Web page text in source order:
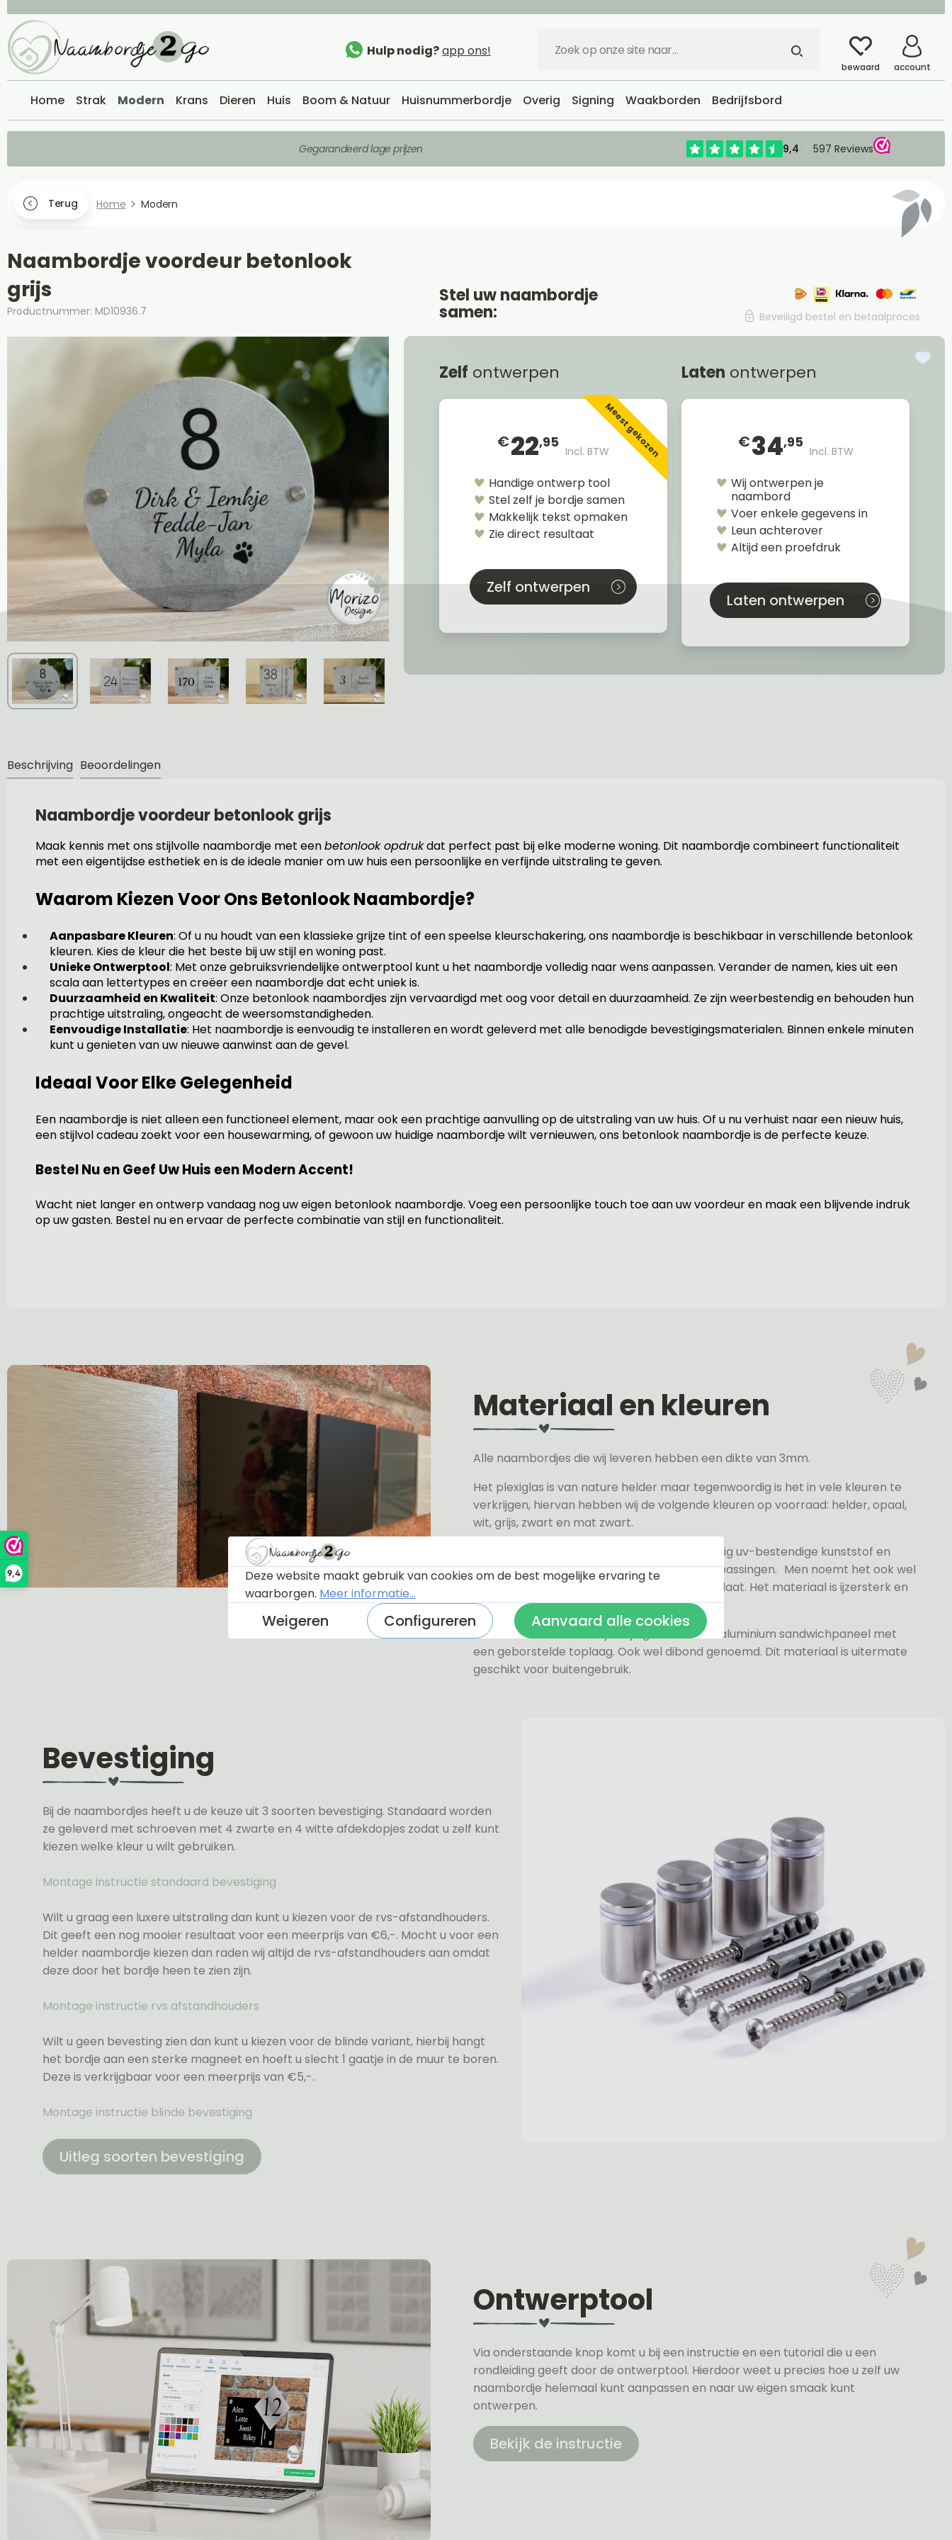
9,4
Hulp nodig?app ons!
bewaard account
Home Strak Modern Krans Dieren Huis Boom & Natuur Huisnummerbordje Overig Signing Waakborden Bedrijfsbord
Gegarandeerd lage prijzen
Terug Home Modern
Naambordje voordeur betonlook
grijs
Productnummer: MD10936.7
Stel uw naambordje
samen: Beveiligd bestel en betaalproces
Zelf ontwerpen
€22,95
Incl. BTWMeest gekozen
Handige ontwerp tool
Stel zelf je bordje samen
Makkelijk tekst opmaken
Zie direct resultaat
Zelf ontwerpen
Laten ontwerpen
€34,95
Incl. BTW
Wij ontwerpen je
naambord
Voer enkele gegevens in
Leun achterover
Altijd een proefdruk
Laten ontwerpen
Beschrijving Beoordelingen
Naambordje voordeur betonlook grijs
Maak kennis met ons stijlvolle naambordje met eenbetonlook opdrukdat perfect past bij elke moderne woning. Dit naambordje combineert functionaliteit
met een eigentijdse esthetiek en is de ideale manier om uw huis een persoonlijke en verfijnde uitstraling te geven.
Waarom Kiezen Voor Ons Betonlook Naambordje?
Aanpasbare Kleuren: Of u nu houdt van een klassieke grijze tint of een speelse kleurschakering, ons naambordje is beschikbaar in verschillende betonlook
kleuren. Kies de kleur die het beste bij uw stijl en woning past.
Unieke Ontwerptool: Met onze gebruiksvriendelijke ontwerptool kunt u het naambordje volledig naar wens aanpassen. Verander de namen, kies uit een
scala aan lettertypes en creëer een naambordje dat echt uniek is.
Duurzaamheid en Kwaliteit: Onze betonlook naambordjes zijn vervaardigd met oog voor detail en duurzaamheid. Ze zijn weerbestendig en behouden hun
prachtige uitstraling, ongeacht de weersomstandigheden.
Eenvoudige Installatie: Het naambordje is eenvoudig te installeren en wordt geleverd met alle benodigde bevestigingsmaterialen. Binnen enkele minuten
kunt u genieten van uw nieuwe aanwinst aan de gevel.
Ideaal Voor Elke Gelegenheid
Een naambordje is niet alleen een functioneel element, maar ook een prachtige aanvulling op de uitstraling van uw huis. Of u nu verhuist naar een nieuw huis,
een stijlvol cadeau zoekt voor een housewarming, of gewoon uw huidige naambordje wilt vernieuwen, ons betonlook naambordje is de perfecte keuze.
Bestel Nu en Geef Uw Huis een Modern Accent!
Wacht niet langer en ontwerp vandaag nog uw eigen betonlook naambordje. Voeg een persoonlijke touch toe aan uw voordeur en maak een blijvende indruk
op uw gasten. Bestel nu en ervaar de perfecte combinatie van stijl en functionaliteit.
Materiaal en kleuren
Alle naambordjes die wij leveren hebben een dikte van 3mm.
Het plexiglas is van nature helder maar tegenwoordig is het in vele kleuren te
verkrijgen, hiervan hebben wij de volgende kleuren op voorraad: helder, opaal,
wit, grijs, zwart en mat zwart.
Het naambordje is een laser gesneden volledig uv-bestendige kunststof en
daarom geschikt voor binnen- en buitentoepassingen. Men noemt het ook wel
een perspex naambordje of acrylaat naamplaat. Het materiaal is ijzersterk en
zeer licht.
De RVS-look naambordjes zijn gemaakt van aluminium sandwichpaneel met
een geborstelde toplaag. Ook wel dibond genoemd. Dit materiaal is uitermate
geschikt voor buitengebruik.
Bevestiging
Bij de naambordjes heeft u de keuze uit 3 soorten bevestiging. Standaard worden
ze geleverd met schroeven met 4 zwarte en 4 witte afdekdopjes zodat u zelf kunt
kiezen welke kleur u wilt gebruiken.
Montage instructie standaard bevestiging
Wilt u graag een luxere uitstraling dan kunt u kiezen voor de rvs-afstandhouders.
Dit geeft een nog mooier resultaat voor een meerprijs van €6,-. Mocht u voor een
helder naambordje kiezen dan raden wij altijd de rvs-afstandhouders aan omdat
deze door het bordje heen te zien zijn.
Montage instructie rvs afstandhouders
Wilt u geen bevesting zien dan kunt u kiezen voor de blinde variant, hierbij hangt
het bordje aan een sterke magneet en hoeft u slecht 1 gaatje in de muur te boren.
Deze is verkrijgbaar voor een meerprijs van €5,-.
Montage instructie blinde bevestiging
Uitleg soorten bevestiging
Ontwerptool
Via onderstaande knop komt u bij een instructie en een tutorial die u een
rondleiding geeft door de ontwerptool. Hierdoor weet u precies hoe u zelf uw
naambordje helemaal kunt aanpassen en naar uw eigen smaak kunt
ontwerpen.
Bekijk de instructie
Deze website maakt gebruik van cookies om de best mogelijke ervaring te
waarborgen. Meer informatie...
Weigeren Configureren Aanvaard alle cookies